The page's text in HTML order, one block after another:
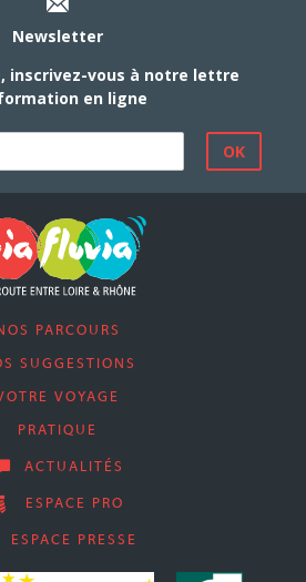
Newsletter
inscrivez-vous à notre lettre
en ligne
PARCOURS
SUGGESTIONS
VOYAGE
PRATIQUE
ACTUALITÉS
ESPACE PRO
ESPACE PRESSE